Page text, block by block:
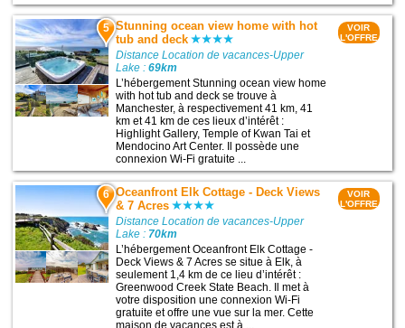
5 Stunning ocean view home with hot
tub and deck
Distance Location de vacances-Upper
Lake :69km
L’hébergement Stunning ocean view home
with hot tub and deck se trouve à
Manchester, à respectivement 41 km, 41
km et 41 km de ces lieux d’intérêt :
Highlight Gallery, Temple of Kwan Tai et
Mendocino Art Center. Il possède une
connexion Wi-Fi gratuite ...
VOIR
L'OFFRE
6 Oceanfront Elk Cottage - Deck Views
& 7 Acres
Distance Location de vacances-Upper
Lake : 70km
L’hébergement Oceanfront Elk Cottage -
Deck Views & 7 Acres se situe à Elk, à
seulement 1,4 km de ce lieu d’intérêt :
Greenwood Creek State Beach. Il met à
votre disposition une connexion Wi-Fi
gratuite et offre une vue sur la mer. Cette
maison de vacances est à ...
VOIR
L'OFFRE